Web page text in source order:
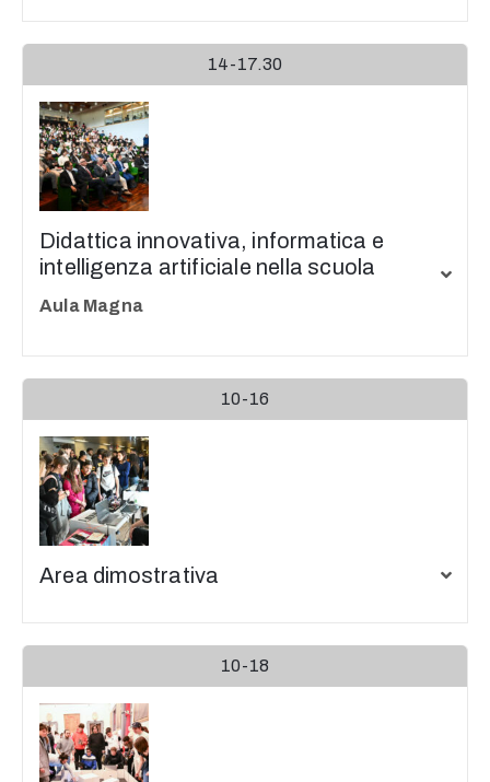
14-17.30
Didattica innovativa, informatica e
intelligenza artificiale nella scuola
Aula Magna
10-16
Area dimostrativa
10-18